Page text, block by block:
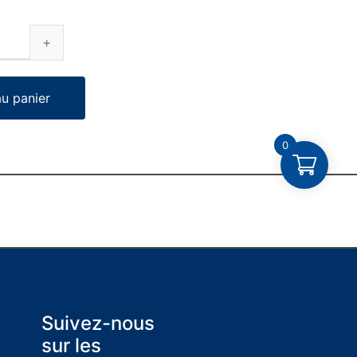
panier
Suivez-nous
sur les
0